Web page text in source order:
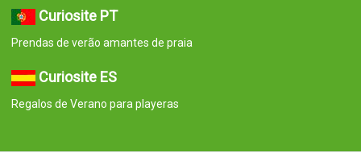
Curiosite PT
Prendas de verão amantes de praia
Curiosite ES
Regalos de Verano para playeras